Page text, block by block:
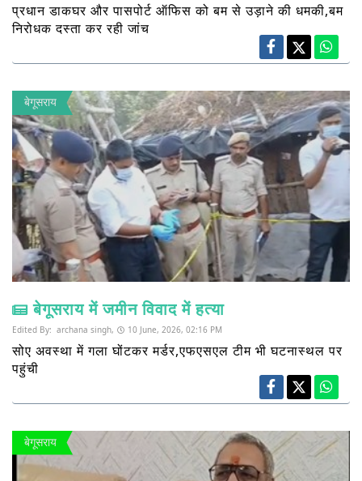
प्रधान डाकघर और पासपोर्ट ऑफिस को बम से उड़ाने की धमकी,बम
निरोधक दस्ता कर रही जांच
बेगूसराय
बेगूसराय में जमीन विवाद में हत्या
Edited By: archana singh, 10 June, 2026, 02:16 PM
सोए अवस्था में गला घोंटकर मर्डर,एफएसएल टीम भी घटनास्थल पर
पहुंची
बेगूसराय